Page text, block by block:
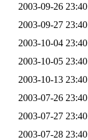
2003-09-26 23:40
2003-09-27 23:40
2003-10-04 23:40
2003-10-05 23:40
2003-10-13 23:40
2003-07-26 23:40
2003-07-27 23:40
2003-07-28 23:40